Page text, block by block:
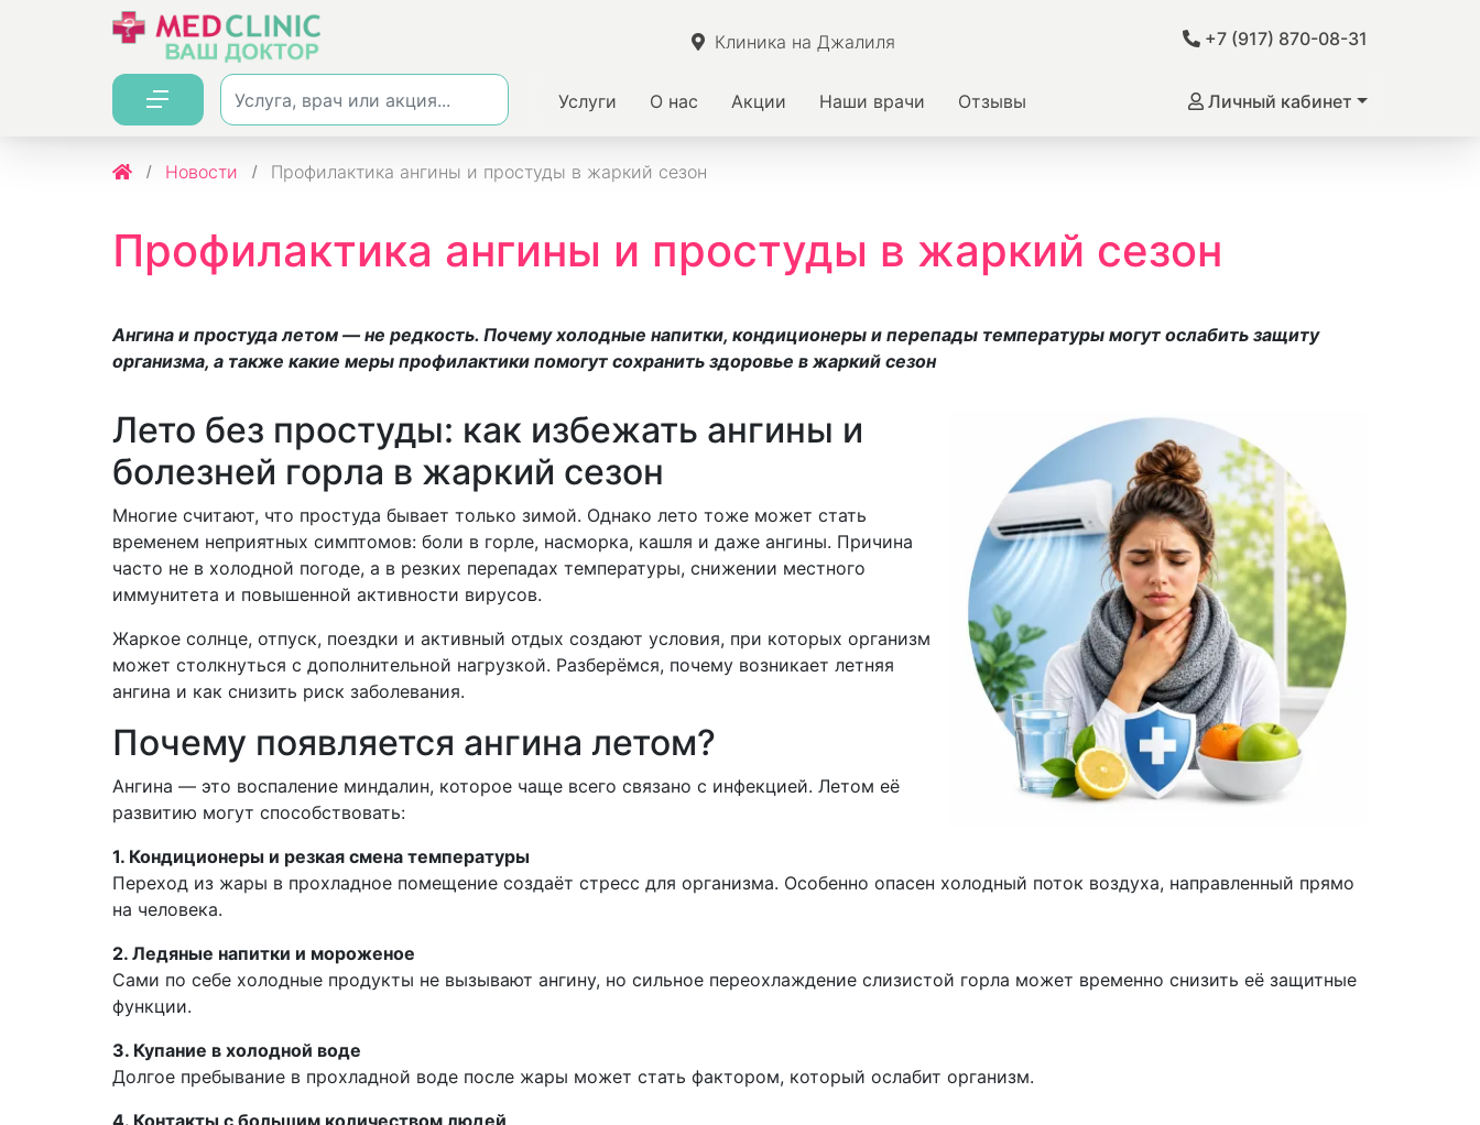
Клиника на Джалиля +7 (917) 870-08-31
Услуги О нас Акции Наши врачи Отзывы Личный кабинет
Новости Профилактика ангины и простуды в жаркий сезон
Профилактика ангины и простуды в жаркий сезон
Ангина и простуда летом — не редкость. Почему холодные напитки, кондиционеры и перепады температуры могут ослабить защиту
организма, а также какие меры профилактики помогут сохранить здоровье в жаркий сезон
Лето без простуды: как избежать ангины и
болезней горла в жаркий сезон
Многие считают, что простуда бывает только зимой. Однако лето тоже может стать
временем неприятных симптомов: боли в горле, насморка, кашля и даже ангины. Причина
часто не в холодной погоде, а в резких перепадах температуры, снижении местного
иммунитета и повышенной активности вирусов.
Жаркое солнце, отпуск, поездки и активный отдых создают условия, при которых организм
может столкнуться с дополнительной нагрузкой. Разберёмся, почему возникает летняя
ангина и как снизить риск заболевания.
Почему появляется ангина летом?
Ангина — это воспаление миндалин, которое чаще всего связано с инфекцией. Летом её
развитию могут способствовать:
1. Кондиционеры и резкая смена температуры
Переход из жары в прохладное помещение создаёт стресс для организма. Особенно опасен холодный поток воздуха, направленный прямо
на человека.
2. Ледяные напитки и мороженое
Сами по себе холодные продукты не вызывают ангину, но сильное переохлаждение слизистой горла может временно снизить её защитные
функции.
3. Купание в холодной воде
Долгое пребывание в прохладной воде после жары может стать фактором, который ослабит организм.
4. Контакты с большим количеством людей